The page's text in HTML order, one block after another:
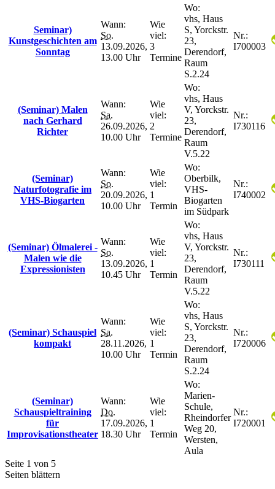
Seminar)
Kunstgeschichten am
Sonntag
Wann:
So.
13.09.2026,
13.00 Uhr
Wie
viel:
3
Termine
Wo:
vhs, Haus
S, Yorckstr.
23,
Derendorf,
Raum
S.2.24
Nr.:
I700003
(Seminar) Malen
nach Gerhard
Richter
Wann:
Sa.
26.09.2026,
10.00 Uhr
Wie
viel:
2
Termine
Wo:
vhs, Haus
V, Yorckstr.
23,
Derendorf,
Raum
V.5.22
Nr.:
I730116
(Seminar)
Naturfotografie im
VHS-Biogarten
Wann:
So.
20.09.2026,
10.00 Uhr
Wie
viel:
1
Termin
Wo:
Oberbilk,
VHS-
Biogarten
im Südpark
Nr.:
I740002
(Seminar) Ölmalerei -
Malen wie die
Expressionisten
Wann:
So.
13.09.2026,
10.45 Uhr
Wie
viel:
1
Termin
Wo:
vhs, Haus
V, Yorckstr.
23,
Derendorf,
Raum
V.5.22
Nr.:
I730111
(Seminar) Schauspiel
kompakt
Wann:
Sa.
28.11.2026,
10.00 Uhr
Wie
viel:
1
Termin
Wo:
vhs, Haus
S, Yorckstr.
23,
Derendorf,
Raum
S.2.24
Nr.:
I720006
(Seminar)
Schauspieltraining
für
Improvisationstheater
Wann:
Do.
17.09.2026,
18.30 Uhr
Wie
viel:
1
Termin
Wo:
Marien-
Schule,
Rheindorfer
Weg 20,
Wersten,
Aula
Nr.:
I720001
Seite 1 von 5
Seiten blättern